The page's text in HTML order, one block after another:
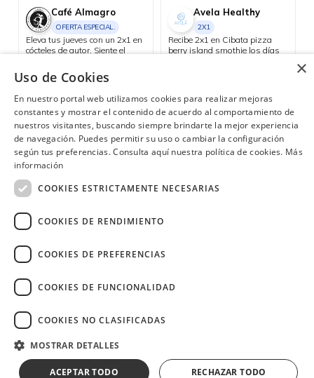
Café Almagro
OFERTA ESPECIAL.
Eleva tus jueves con un 2x1 en
cócteles de autor. Siente el
bebida caliente de cortesía al
realizar compras iguales o
tarjetas Diners Club.
Manta, Portoviejo
Avela Healthy
2X1
Recibe 2x1 en Cibata pizza
berry island smothie los días
¿Necesitas ayuda? (02) 298 1300
Derechos reservados.
×
Uso de Cookies
En nuestro portal web utilizamos cookies para realizar mejoras
constantes y mostrar el contenido de acuerdo al comportamiento de
nuestros visitantes, buscando siempre brindarte la mejor experiencia
de navegación. Puedes permitir su uso o cambiar la configuración
según tus preferencias. Consulta aquí nuestra política de cookies. Más
información
COOKIES ESTRICTAMENTE NECESARIAS
COOKIES DE RENDIMIENTO
COOKIES DE PREFERENCIAS
COOKIES DE FUNCIONALIDAD
COOKIES NO CLASIFICADAS
MOSTRAR DETALLES
ACEPTAR TODO RECHAZAR TODO